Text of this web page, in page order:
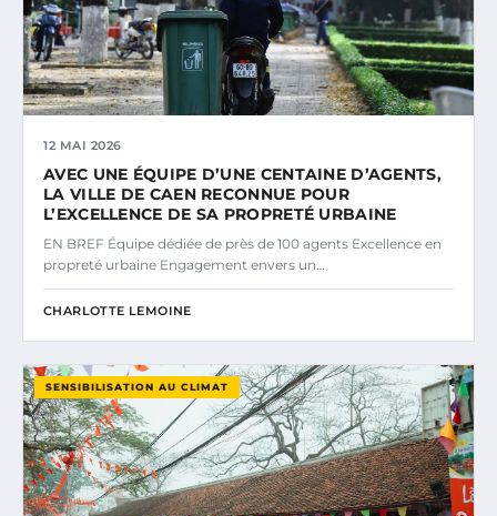
12 MAI 2026
AVEC UNE ÉQUIPE D’UNE CENTAINE D’AGENTS,
LA VILLE DE CAEN RECONNUE POUR
L’EXCELLENCE DE SA PROPRETÉ URBAINE
EN BREF Équipe dédiée de près de 100 agents Excellence en
propreté urbaine Engagement envers un…
CHARLOTTE LEMOINE
SENSIBILISATION AU CLIMAT